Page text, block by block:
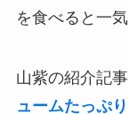
を食べると一
山紫の紹介記事
ュームたっぷ